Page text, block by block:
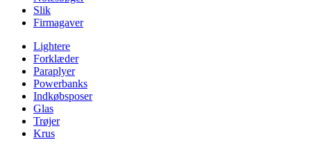
Slik
Firmagaver
Lightere
Forklæder
Paraplyer
Powerbanks
Indkøbsposer
Glas
Trøjer
Krus